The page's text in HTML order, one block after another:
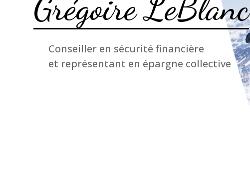
Conseiller en sécurité financière
et représentant en épargne collective